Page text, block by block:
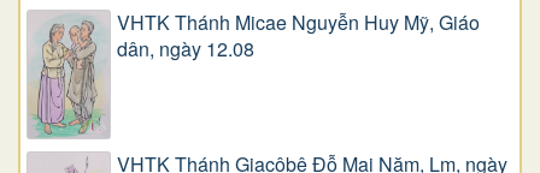
VHTK Thánh Micae Nguyễn Huy Mỹ, Giáo
dân, ngày 12.08
VHTK Thánh Giacôbê Ðỗ Mai Năm, Lm, ngày